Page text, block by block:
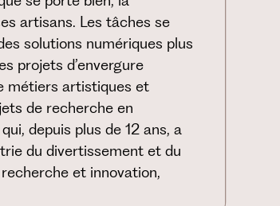
artisans. Les tâches se
solutions numériques plus
projets d’envergure
métiers artistiques et
de recherche en
depuis plus de 12 ans, a
du divertissement et du
et innovation,